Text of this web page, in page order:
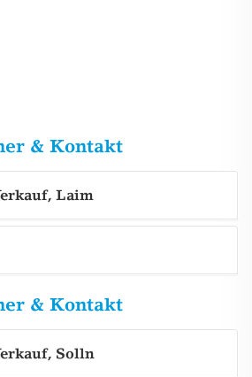
& Kontakt
Laim
& Kontakt
Solln